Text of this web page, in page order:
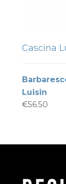
Cascina
Luisin
€56.50